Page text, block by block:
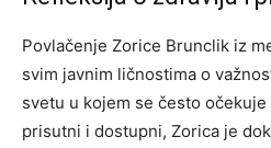
Povlačenje Zorice Brunclik iz
svim javnim ličnostima o
svetu u kojem se često
prisutni i dostupni, Zorica je